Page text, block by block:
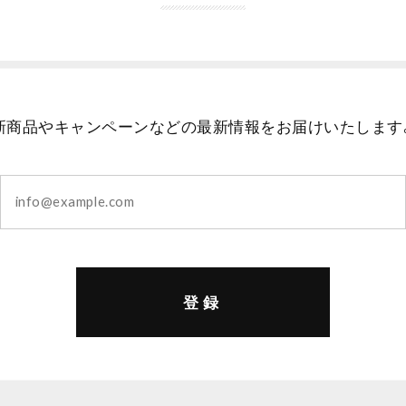
商品やキャンペーンなどの最新情報をお届けいたします
登録